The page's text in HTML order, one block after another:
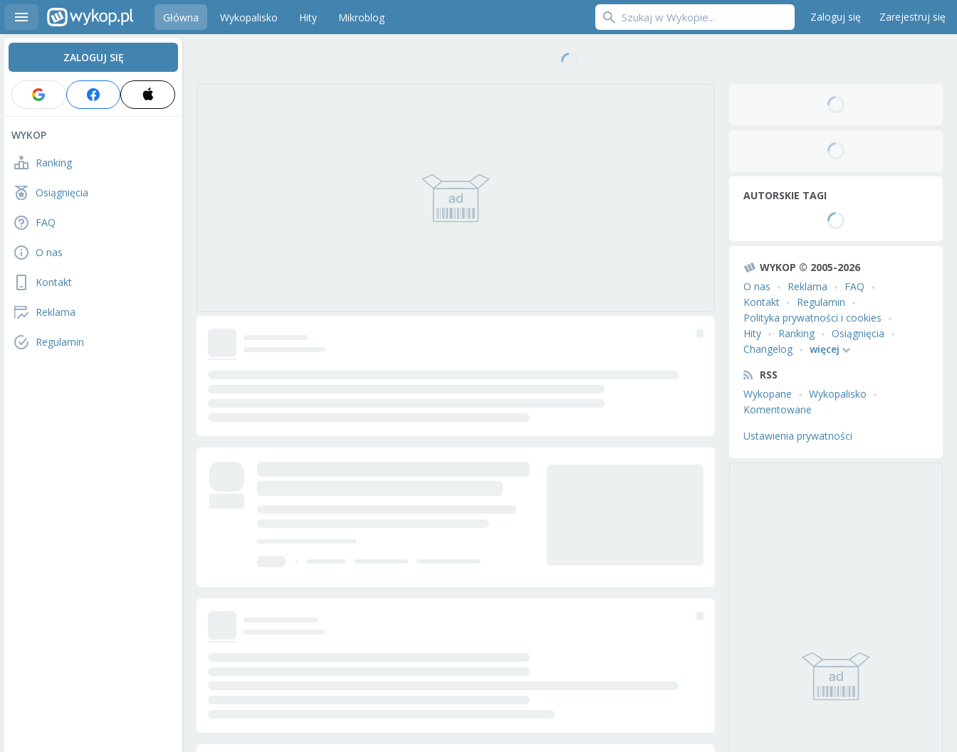
Główna Wykopalisko Hity Mikroblog Zaloguj się Zarejestruj się
ZALOGUJ SIĘ
WYKOP
Ranking
Osiągnięcia
FAQ
O nas
Kontakt
Reklama
Regulamin
AUTORSKIE TAGI
WYKOP © 2005-2026
O nas
Reklama
FAQ
Kontakt
Regulamin
Polityka prywatności i cookies
Hity
Ranking
Osiągnięcia
Changelog
więcej
RSS
Wykopane
Wykopalisko
Komentowane
Ustawienia prywatności